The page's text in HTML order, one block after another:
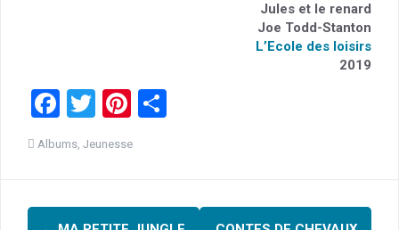
Jules et le renard
Joe Todd-Stanton
L’Ecole des loisirs
2019
F
ce
o
T
Pi
t
er
Albums, Jeunesse